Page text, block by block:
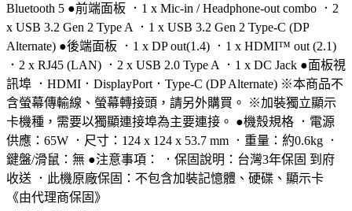
Bluetooth 5 ●前端面板 ．1 x Mic-in / Headphone-out combo ．2
x USB 3.2 Gen 2 Type A ．1 x USB 3.2 Gen 2 Type-C (DP
Alternate) ●後端面板 ．1 x DP out(1.4) ．1 x HDMI™ out (2.1)
．2 x RJ45 (LAN) ．2 x USB 2.0 Type A ．1 x DC Jack ●面板視
訊埠 ．HDMI．DisplayPort．Type-C (DP Alternate) ※本商品不
含螢幕傳輸線、螢幕轉接頭，請另外購買。 ※加裝獨立顯示
卡機種，需要以獨顯連接埠為主要連接。 ●機殼規格 ．電源
供應：65W ．尺寸：124 x 124 x 53.7 mm ．重量：約0.6kg ．
鍵盤/滑鼠：無 ●注意事項： ．保固說明：台灣3年保固 到府
收送 ．此機原廠保固：不包含加裝記憶體、硬碟、顯示卡
《由代理商保固》